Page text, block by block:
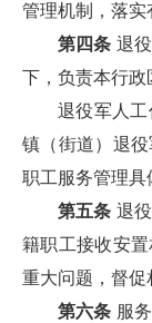
管理机制，落实
第四条 退
下，负责本行政
退役军人
镇（街道）退
职工服务管理具
第五条 退
籍职工接收安
重大问题，督促
第六条 服